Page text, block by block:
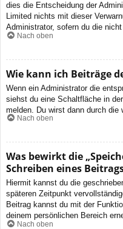
dies die Entscheidung der
Limited nichts mit dieser
Administrator, sofern du die
Nach oben
Wie kann ich Beiträge
Wenn ein Administrator die
siehst du eine Schaltfläche in
melden. Du wirst dann durch die
Nach oben
Was bewirkt die
Schreiben eines
Hiermit kannst du die
späteren Zeitpunkt
Beitrag kannst du mit der
deinem persönlichen Bereich
Nach oben